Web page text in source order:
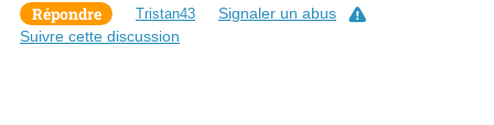
Répondre Tristan43
Signaler un abus
Suivre cette discussion